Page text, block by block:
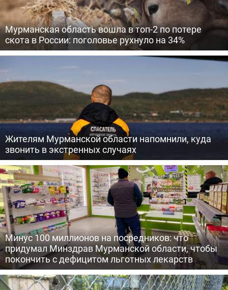
Мурманская область вошла в топ-2 по потере
скота в России: поголовье рухнуло на 34%
Жителям Мурманской области напомнили, куда
звонить в экстренных случаях
Минус 100 миллионов на посредников: что
придумал Минздрав Мурманской области, чтобы
покончить с дефицитом льготных лекарств